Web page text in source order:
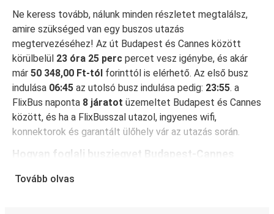
Ne keress tovább, nálunk minden részletet megtalálsz,
amire szükséged van egy buszos utazás
megtervezéséhez! Az út Budapest és Cannes között
körülbelül 23 óra 25 perc percet vesz igénybe, és akár
már 50 348,00 Ft-tól forinttól is elérhető. Az első busz
indulása 06:45 az utolsó busz indulása pedig: 23:55. a
FlixBus naponta 8 járatot üzemeltet Budapest és Cannes
között, és ha a FlixBusszal utazol, ingyenes wifi,
konnektorok és garantált ülőhely vár az utazás során.
Hogyan foglalj buszjegyet Budapest-Cannes
Tovább olvas